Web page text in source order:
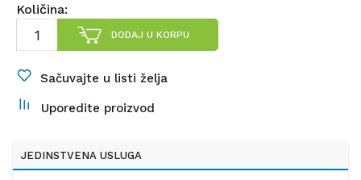
Količina:
DODAJ U KORPU
Sačuvajte u listi želja
Uporedite proizvod
JEDINSTVENA USLUGA